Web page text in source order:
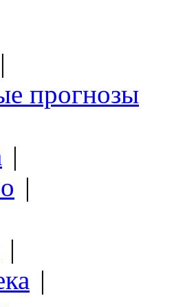
|
прогнозы
|
|
|
|